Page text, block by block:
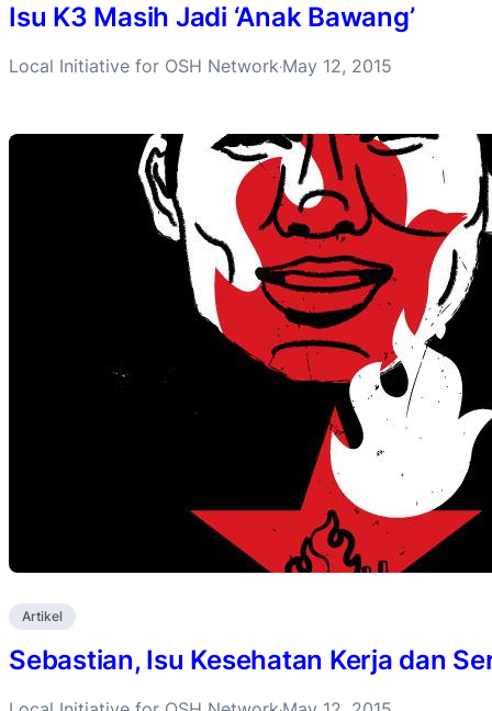
Isu K3 Masih Jadi ‘Anak Bawang’
Local Initiative for OSH Network·May 12, 2015
Artikel
Sebastian, Isu Kesehatan Kerja dan